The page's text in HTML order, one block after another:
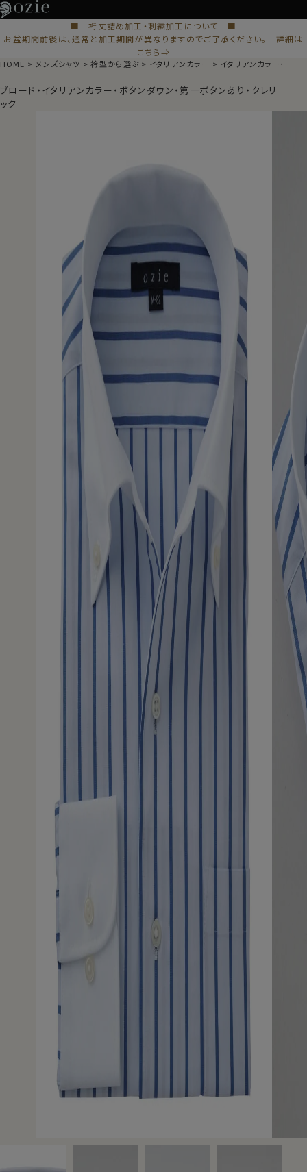
■ 裄丈詰め加工・刺繍加工について ■
お盆期間前後は、通常と加工期間が異なりますのでご了承ください。 詳細は
こちら⇒
HOME メンズシャツ 衿型から選ぶ イタリアンカラー イタリアンカラー・ボタ
ブロード・イタリアンカラー・ボタンダウン・第一ボタンあり・クレリ
ック